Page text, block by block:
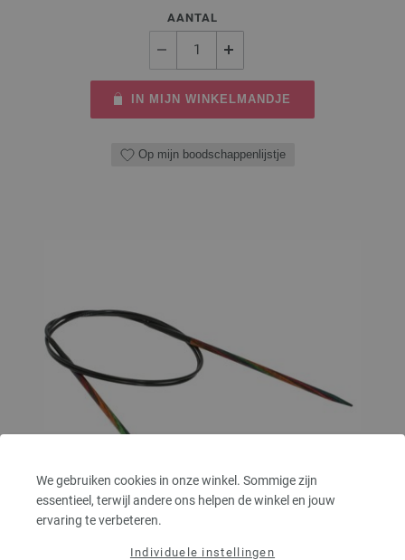
We gebruiken cookies in onze winkel. Sommige zijn
essentieel, terwijl andere ons helpen de winkel en jouw
ervaring te verbeteren.
Individuele instellingen
AANTAL
IN MIJN WINKELMANDJE
Op mijn boodschappenlijstje